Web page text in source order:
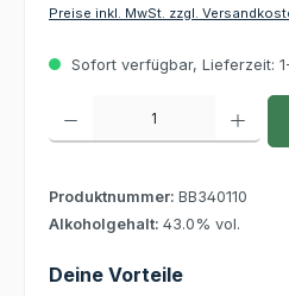
Preise inkl. MwSt. zzgl.
Sofort verfügbar, Lieferzeit:
Produkt Anzahl: Gib den gewünschten
Produktnummer: BB340110
Alkoholgehalt: 43.0% vol.
Deine Vorteile